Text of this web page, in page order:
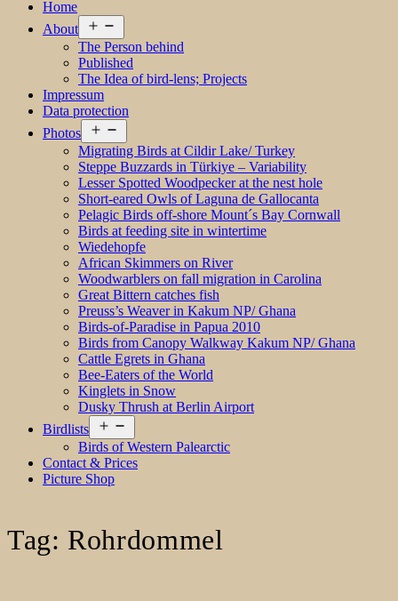
Home
About
menu
The Person behind
Published
The Idea of bird-lens; Projects
Impressum
Data protection
Photos
menu
Migrating Birds at Cildir Lake/ Turkey
Steppe Buzzards in Türkiye – Variability
Lesser Spotted Woodpecker at the nest hole
Short-eared Owls of Laguna de Gallocanta
Pelagic Birds off-shore Mount´s Bay Cornwall
Birds at feeding site in wintertime
Wiedehopfe
African Skimmers on River
Woodwarblers on fall migration in Carolina
Great Bittern catches fish
Preuss’s Weaver in Kakum NP/ Ghana
Birds-of-Paradise in Papua 2010
Birds from Canopy Walkway Kakum NP/ Ghana
Cattle Egrets in Ghana
Bee-Eaters of the World
Kinglets in Snow
Dusky Thrush at Berlin Airport
Birdlists
menu
Birds of Western Palearctic
Contact & Prices
Picture Shop
Tag: Rohrdommel